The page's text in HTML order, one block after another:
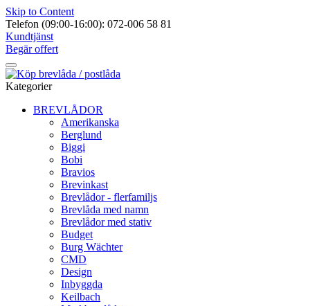
Skip to Content
Telefon (09:00-16:00): 072-006 58 81
Kundtjänst
Begär offert
Kategorier
BREVLÅDOR
Amerikanska
Berglund
Biggi
Bobi
Bravios
Brevinkast
Brevlådor - flerfamiljs
Brevlåda med namn
Brevlådor med stativ
Budget
Burg Wächter
CMD
Design
Inbyggda
Keilbach